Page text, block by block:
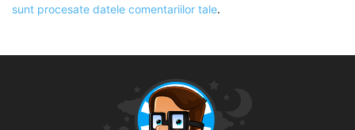
sunt procesate datele comentariilor tale.